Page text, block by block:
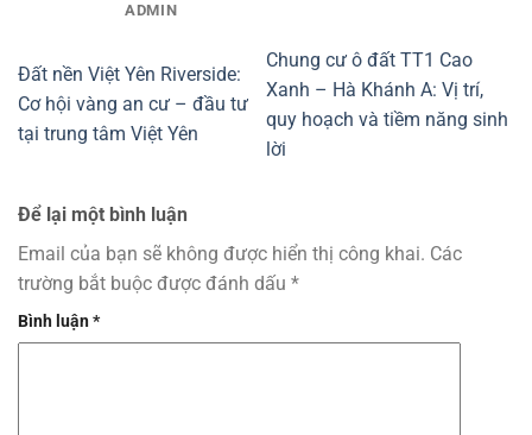
ADMIN
Đất nền Việt Yên Riverside:
Cơ hội vàng an cư – đầu tư
tại trung tâm Việt Yên
Chung cư ô đất TT1 Cao
Xanh – Hà Khánh A: Vị trí,
quy hoạch và tiềm năng sinh
lời
Để lại một bình luận
Email của bạn sẽ không được hiển thị công khai. Các
trường bắt buộc được đánh dấu *
Bình luận*